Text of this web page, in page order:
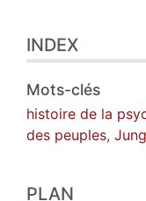
INDEX
Mots-clés
histoire de la
des peuples,
PLAN